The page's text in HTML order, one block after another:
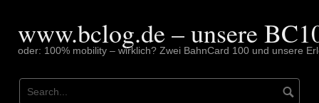
contentwww.bclog.de – unsere
oder: 100% mobility – wirklich? Zwei BahnCard 100 und unsere